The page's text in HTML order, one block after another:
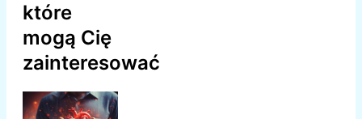
które
mogą Cię
zainteresować